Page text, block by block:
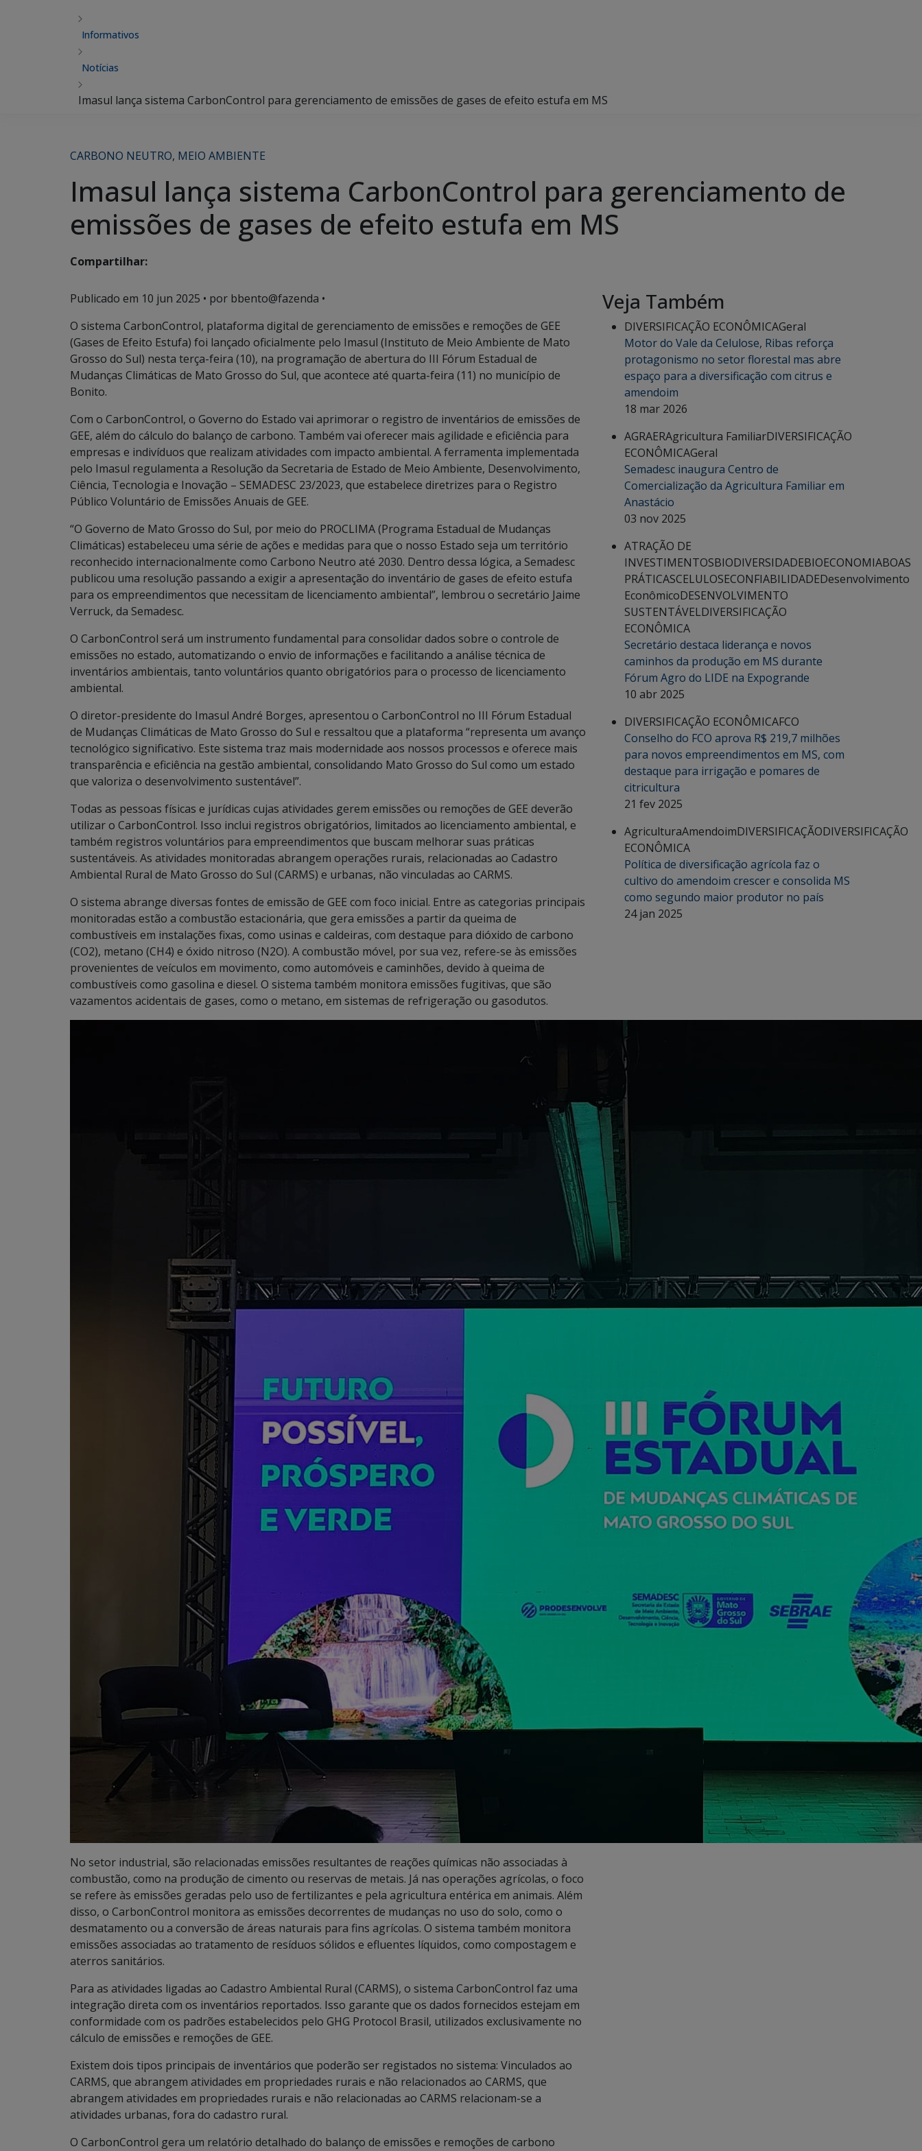
Informativos
Notícias
Imasul lança sistema CarbonControl para gerenciamento de emissões de gases de efeito estufa em MS
CARBONO NEUTRO, MEIO AMBIENTE
Imasul lança sistema CarbonControl para gerenciamento de
emissões de gases de efeito estufa em MS
Compartilhar:
Publicado em 10 jun 2025 • por bbento@fazenda •
O sistema CarbonControl, plataforma digital de gerenciamento de emissões e remoções de GEE
(Gases de Efeito Estufa) foi lançado oficialmente pelo Imasul (Instituto de Meio Ambiente de Mato
Grosso do Sul) nesta terça-feira (10), na programação de abertura do III Fórum Estadual de
Mudanças Climáticas de Mato Grosso do Sul, que acontece até quarta-feira (11) no município de
Bonito.
Com o CarbonControl, o Governo do Estado vai aprimorar o registro de inventários de emissões de
GEE, além do cálculo do balanço de carbono. Também vai oferecer mais agilidade e eficiência para
empresas e indivíduos que realizam atividades com impacto ambiental. A ferramenta implementada
pelo Imasul regulamenta a Resolução da Secretaria de Estado de Meio Ambiente, Desenvolvimento,
Ciência, Tecnologia e Inovação – SEMADESC 23/2023, que estabelece diretrizes para o Registro
Público Voluntário de Emissões Anuais de GEE.
“O Governo de Mato Grosso do Sul, por meio do PROCLIMA (Programa Estadual de Mudanças
Climáticas) estabeleceu uma série de ações e medidas para que o nosso Estado seja um território
reconhecido internacionalmente como Carbono Neutro até 2030. Dentro dessa lógica, a Semadesc
publicou uma resolução passando a exigir a apresentação do inventário de gases de efeito estufa
para os empreendimentos que necessitam de licenciamento ambiental”, lembrou o secretário Jaime
Verruck, da Semadesc.
O CarbonControl será um instrumento fundamental para consolidar dados sobre o controle de
emissões no estado, automatizando o envio de informações e facilitando a análise técnica de
inventários ambientais, tanto voluntários quanto obrigatórios para o processo de licenciamento
ambiental.
O diretor-presidente do Imasul André Borges, apresentou o CarbonControl no III Fórum Estadual
de Mudanças Climáticas de Mato Grosso do Sul e ressaltou que a plataforma “representa um avanço
tecnológico significativo. Este sistema traz mais modernidade aos nossos processos e oferece mais
transparência e eficiência na gestão ambiental, consolidando Mato Grosso do Sul como um estado
que valoriza o desenvolvimento sustentável”.
Todas as pessoas físicas e jurídicas cujas atividades gerem emissões ou remoções de GEE deverão
utilizar o CarbonControl. Isso inclui registros obrigatórios, limitados ao licenciamento ambiental, e
também registros voluntários para empreendimentos que buscam melhorar suas práticas
sustentáveis. As atividades monitoradas abrangem operações rurais, relacionadas ao Cadastro
Ambiental Rural de Mato Grosso do Sul (CARMS) e urbanas, não vinculadas ao CARMS.
O sistema abrange diversas fontes de emissão de GEE com foco inicial. Entre as categorias principais
monitoradas estão a combustão estacionária, que gera emissões a partir da queima de
combustíveis em instalações fixas, como usinas e caldeiras, com destaque para dióxido de carbono
(CO2), metano (CH4) e óxido nitroso (N2O). A combustão móvel, por sua vez, refere-se às emissões
provenientes de veículos em movimento, como automóveis e caminhões, devido à queima de
combustíveis como gasolina e diesel. O sistema também monitora emissões fugitivas, que são
vazamentos acidentais de gases, como o metano, em sistemas de refrigeração ou gasodutos.
No setor industrial, são relacionadas emissões resultantes de reações químicas não associadas à
combustão, como na produção de cimento ou reservas de metais. Já nas operações agrícolas, o foco
se refere às emissões geradas pelo uso de fertilizantes e pela agricultura entérica em animais. Além
disso, o CarbonControl monitora as emissões decorrentes de mudanças no uso do solo, como o
desmatamento ou a conversão de áreas naturais para fins agrícolas. O sistema também monitora
emissões associadas ao tratamento de resíduos sólidos e efluentes líquidos, como compostagem e
aterros sanitários.
Para as atividades ligadas ao Cadastro Ambiental Rural (CARMS), o sistema CarbonControl faz uma
integração direta com os inventários reportados. Isso garante que os dados fornecidos estejam em
conformidade com os padrões estabelecidos pelo GHG Protocol Brasil, utilizados exclusivamente no
cálculo de emissões e remoções de GEE.
Existem dois tipos principais de inventários que poderão ser registados no sistema: Vinculados ao
CARMS, que abrangem atividades em propriedades rurais e não relacionados ao CARMS, que
abrangem atividades em propriedades rurais e não relacionadas ao CARMS relacionam-se a
atividades urbanas, fora do cadastro rural.
O CarbonControl gera um relatório detalhado do balanço de emissões e remoções de carbono
Veja Também
DIVERSIFICAÇÃO ECONÔMICAGeral
Motor do Vale da Celulose, Ribas reforça
protagonismo no setor florestal mas abre
espaço para a diversificação com citrus e
amendoim
18 mar 2026
AGRAERAgricultura FamiliarDIVERSIFICAÇÃO
ECONÔMICAGeral
Semadesc inaugura Centro de
Comercialização da Agricultura Familiar em
Anastácio
03 nov 2025
ATRAÇÃO DE
INVESTIMENTOSBIODIVERSIDADEBIOECONOMIABOAS
PRÁTICASCELULOSECONFIABILIDADEDesenvolvimento
EconômicoDESENVOLVIMENTO
SUSTENTÁVELDIVERSIFICAÇÃO
ECONÔMICA
Secretário destaca liderança e novos
caminhos da produção em MS durante
Fórum Agro do LIDE na Expogrande
10 abr 2025
DIVERSIFICAÇÃO ECONÔMICAFCO
Conselho do FCO aprova R$ 219,7 milhões
para novos empreendimentos em MS, com
destaque para irrigação e pomares de
citricultura
21 fev 2025
AgriculturaAmendoimDIVERSIFICAÇÃODIVERSIFICAÇÃO
ECONÔMICA
Política de diversificação agrícola faz o
cultivo do amendoim crescer e consolida MS
como segundo maior produtor no país
24 jan 2025